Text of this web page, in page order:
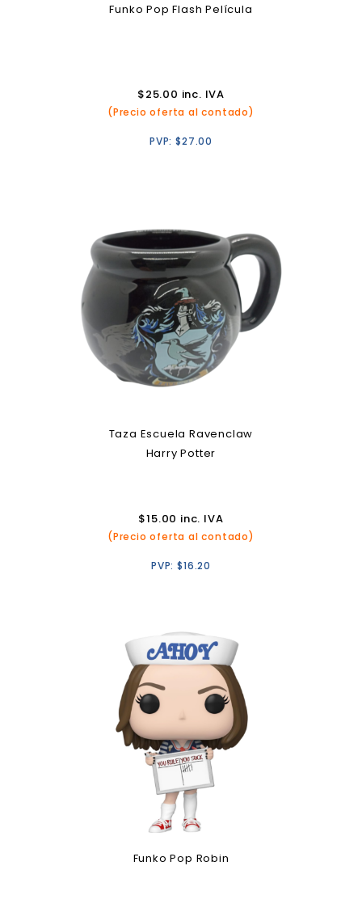
Funko Pop Flash Película
$25.00 inc. IVA
(Precio oferta al contado)
PVP:$27.00
Taza Escuela Ravenclaw
Harry Potter
$15.00 inc. IVA
(Precio oferta al contado)
PVP:$16.20
Funko Pop Robin